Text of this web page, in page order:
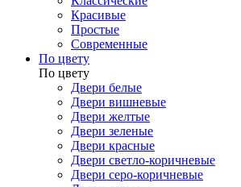
Красивые
Простые
Современные
По цвету
По цвету
Двери белые
Двери вишневые
Двери желтые
Двери зеленые
Двери красные
Двери светло-коричневые
Двери серо-коричневые